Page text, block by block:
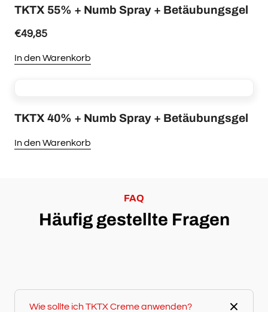
TKTX 55% + Numb Spray + Betäubungsgel
€49,85
In den Warenkorb
Varianten
der
TKTX 40% + Numb Spray + Betäubungsgel
In den Warenkorb
FAQ
Häufig gestellte Fragen
Wie sollte ich TKTX Creme anwenden?